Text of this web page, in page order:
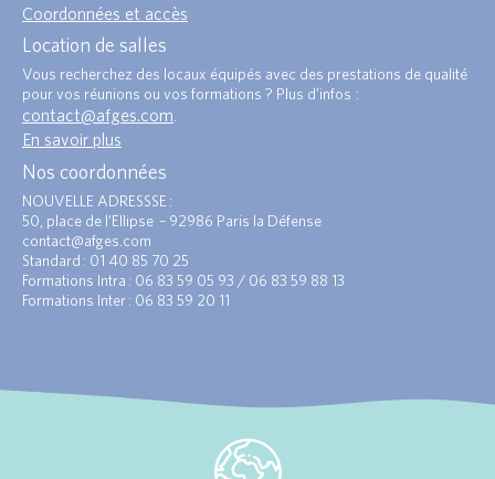
Coordonnées et accès
Location de salles
Vous recherchez des locaux équipés avec des prestations de qualité
pour vos réunions ou vos formations ? Plus d’infos :
contact@afges.com.
En savoir plus
Nos coordonnées
NOUVELLE ADRESSSE :
50, place de l’Ellipse – 92986 Paris la Défense
contact@afges.com
Standard : 01 40 85 70 25
Formations Intra : 06 83 59 05 93 / 06 83 59 88 13
Formations Inter : 06 83 59 20 11